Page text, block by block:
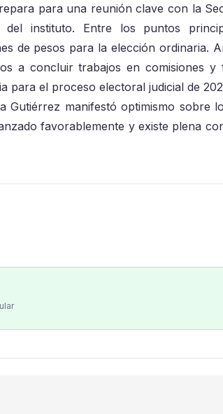
para una reunión clave con la
instituto. Entre los puntos
de pesos para la elección ordinaria.
a concluir trabajos en comisiones
para el proceso electoral judicial de
Gutiérrez manifestó optimismo sobre
favorablemente y existe plena